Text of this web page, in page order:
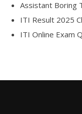
Assistant Boring
ITI Result 2025
ITI Online Exam